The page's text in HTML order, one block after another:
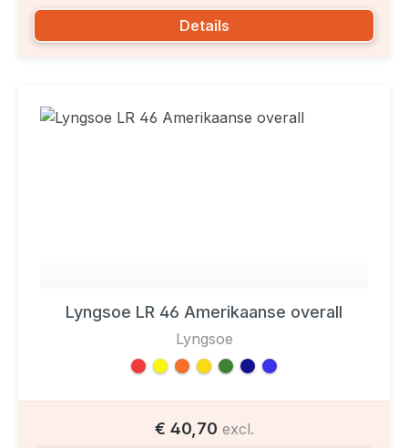
Details
Lyngsoe LR 46 Amerikaanse overall
Lyngsoe
€ 40,70 excl.